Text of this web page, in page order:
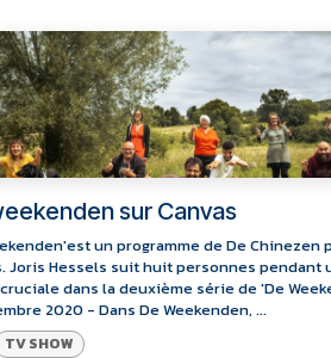
sur Canvas
un programme de De Chinezen
Joris Hessels suit huit personnes pendant
dans la deuxième série de 'De
2020 - Dans De Weekenden, ...
TV SHOW